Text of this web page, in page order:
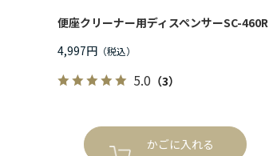
便座クリーナー用ディスペンサーSC-460R
4,997円
5.0 （3）
かごに入れる